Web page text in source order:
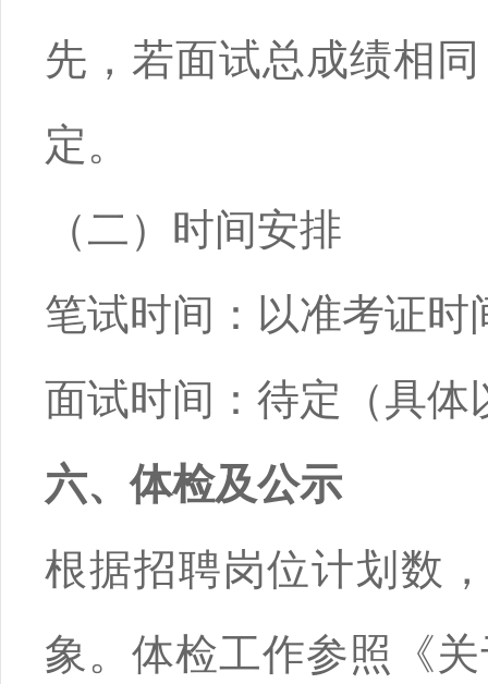
先，若面试总成绩相
定。
（二）时间安排
笔试时间：以准考证时
面试时间：待定（具体
六、体检及公示
根据招聘岗位计划数
象。体检工作参照《